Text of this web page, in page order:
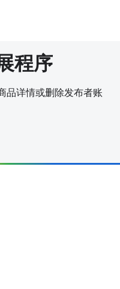
程序
品详情或删除发布者账